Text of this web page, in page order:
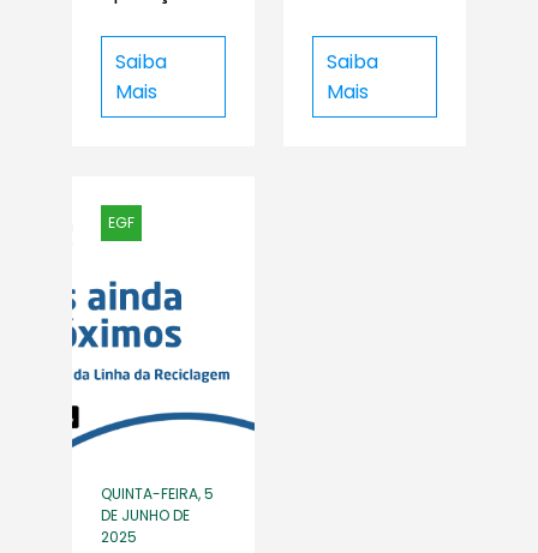
Saiba
Mais
Saiba
Mais
EGF
QUINTA-FEIRA, 5
DE JUNHO DE
2025